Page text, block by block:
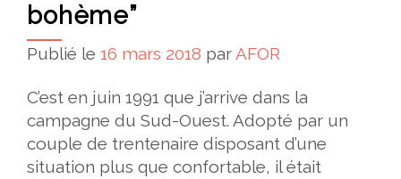
bohème”
Publié le 16 mars 2018 par AFOR
C’est en juin 1991 que j’arrive dans la
campagne du Sud-Ouest. Adopté par un
couple de trentenaire disposant d’une
situation plus que confortable, il était